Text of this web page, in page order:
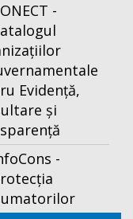
-
Evidență,
și
-